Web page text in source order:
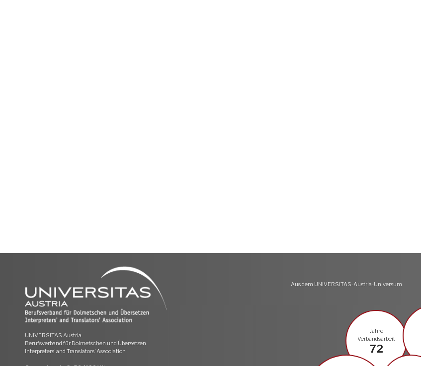
UNIVERSITAS Austria
Berufsverband für Dolmetschen und Übersetzen
Interpreters‘ and Translators‘ Association
Aus dem UNIVERSITAS-Austria-Universum
Jahre
Verbandsarbeit
72